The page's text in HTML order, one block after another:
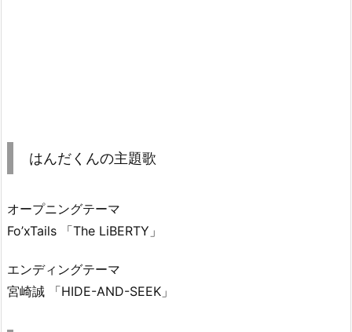
はんだくんの主題歌
オープニングテーマ
Fo’xTails 「The LiBERTY」
エンディングテーマ
宮崎誠 「HIDE-AND-SEEK」